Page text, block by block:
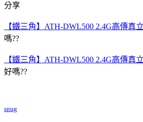
分享
【鐵三角】ATH-DWL500 2.4G高傳真
嗎??
【鐵三角】ATH-DWL500 2.4G高傳真
好嗎??
snug